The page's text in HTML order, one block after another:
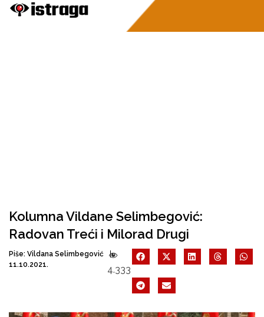
Kolumna Vildane Selimbegović:
Radovan Treći i Milorad Drugi
Piše: Vildana Selimbegović
11.10.2021.
4.333